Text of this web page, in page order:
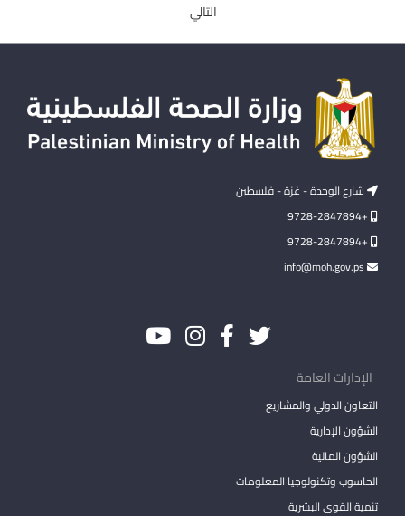
التالي
شارع الوحدة - غزة - فلسطين
+9728-2847894
+9728-2847894
الإدارات العامة
التعاون الدولي والمشاريع
الشؤون الإدارية
الشؤون المالية
الحاسوب وتكنولوجيا المعلومات
تنمية القوى البشرية